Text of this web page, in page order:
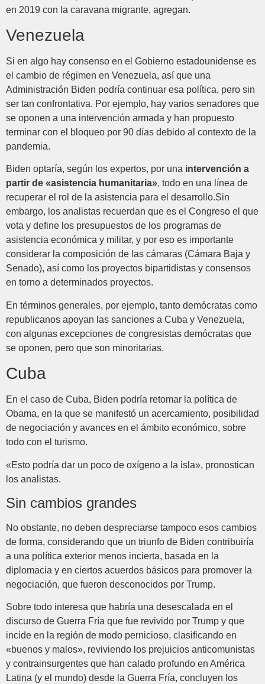
en 2019 con la caravana migrante, agregan.
Venezuela
Si en algo hay consenso en el Gobierno estadounidense es
el cambio de régimen en Venezuela, así que una
Administración Biden podría continuar esa política, pero sin
ser tan confrontativa. Por ejemplo, hay varios senadores que
se oponen a una intervención armada y han propuesto
terminar con el bloqueo por 90 días debido al contexto de la
pandemia.
Biden optaría, según los expertos, por una intervención a
partir de «asistencia humanitaria», todo en una línea de
recuperar el rol de la asistencia para el desarrollo.Sin
embargo, los analistas recuerdan que es el Congreso el que
vota y define los presupuestos de los programas de
asistencia económica y militar, y por eso es importante
considerar la composición de las cámaras (Cámara Baja y
Senado), así como los proyectos bipartidistas y consensos
en torno a determinados proyectos.
En términos generales, por ejemplo, tanto demócratas como
republicanos apoyan las sanciones a Cuba y Venezuela,
con algunas excepciones de congresistas demócratas que
se oponen, pero que son minoritarias.
Cuba
En el caso de Cuba, Biden podría retomar la política de
Obama, en la que se manifestó un acercamiento, posibilidad
de negociación y avances en el ámbito económico, sobre
todo con el turismo.
«Esto podría dar un poco de oxígeno a la isla», pronostican
los analistas.
Sin cambios grandes
No obstante, no deben despreciarse tampoco esos cambios
de forma, considerando que un triunfo de Biden contribuiría
a una política exterior menos incierta, basada en la
diplomacia y en ciertos acuerdos básicos para promover la
negociación, que fueron desconocidos por Trump.
Sobre todo interesa que habría una desescalada en el
discurso de Guerra Fría que fue revivido por Trump y que
incide en la región de modo pernicioso, clasificando en
«buenos y malos», reviviendo los prejuicios anticomunistas
y contrainsurgentes que han calado profundo en América
Latina (y el mundo) desde la Guerra Fría, concluyen los